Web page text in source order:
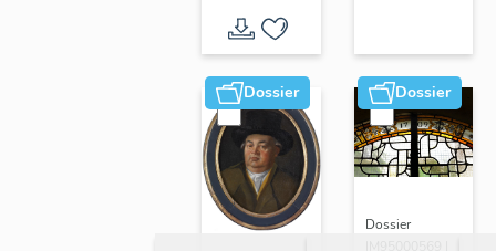
de
l'agglomération
de
Cergy-
Pontoise
Dossier Dossier
Dossier